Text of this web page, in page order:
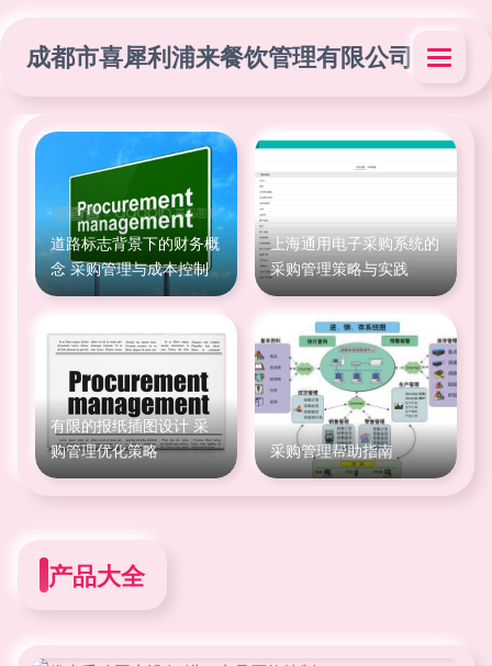
成都市喜犀利浦来餐饮管理有限公司
道路标志背景下的财务概
念 采购管理与成本控制
上海通用电子采购系统的
采购管理策略与实践
有限的报纸插图设计 采
购管理优化策略
采购管理帮助指南
产品大全